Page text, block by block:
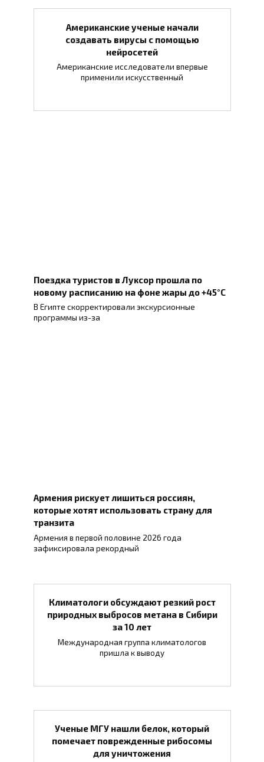
Американские ученые начали
создавать вирусы с помощью
нейросетей
Американские исследователи впервые
применили искусственный
Поездка туристов в Луксор прошла по
новому расписанию на фоне жары до +45°C
В Египте скорректировали экскурсионные
программы из-за
Армения рискует лишиться россиян,
которые хотят использовать страну для
транзита
Армения в первой половине 2026 года
зафиксировала рекордный
Климатологи обсуждают резкий рост
природных выбросов метана в Сибири
за 10 лет
Международная группа климатологов
пришла к выводу
Ученые МГУ нашли белок, который
помечает поврежденные рибосомы
для уничтожения